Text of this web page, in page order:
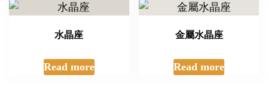
水晶座
Read more
金屬水晶座
Read more